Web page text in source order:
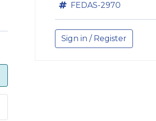
FEDAS-2970
Sign in / Register